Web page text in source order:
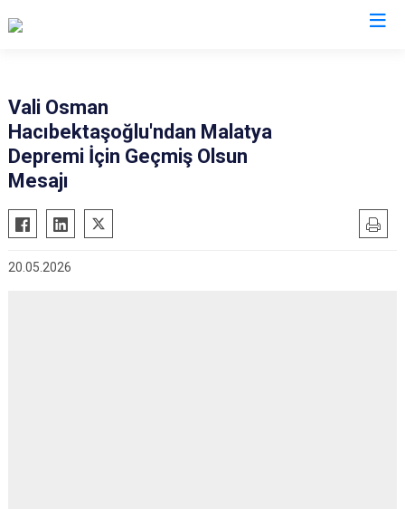
Vali Osman
Hacıbektaşoğlu'ndan Malatya
Depremi İçin Geçmiş Olsun
Mesajı
20.05.2026